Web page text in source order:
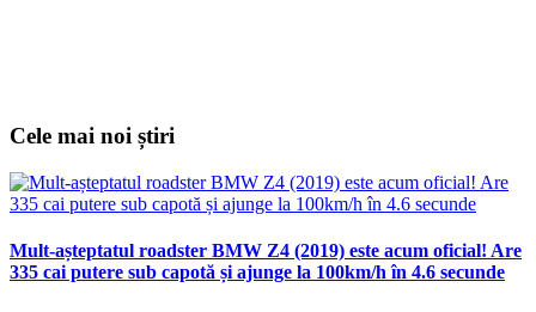
Cele mai noi știri
Mult-așteptatul roadster BMW Z4 (2019) este acum oficial! Are
335 cai putere sub capotă și ajunge la 100km/h în 4.6 secunde